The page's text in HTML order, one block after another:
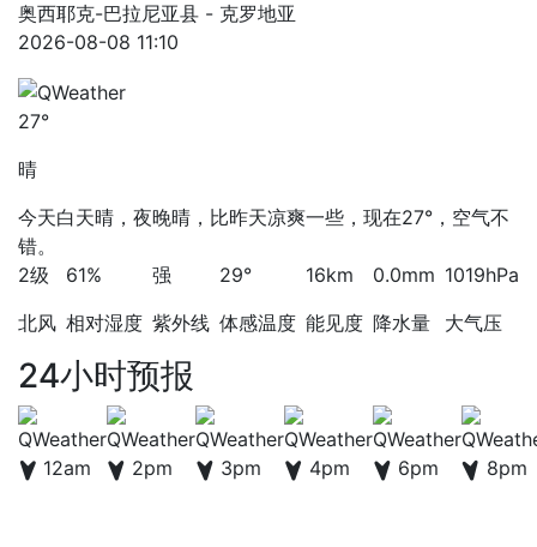
奥西耶克-巴拉尼亚县 - 克罗地亚
2026-08-08 11:10
27°
晴
今天白天晴，夜晚晴，比昨天凉爽一些，现在27°，空气不
错。
2级
北风
61%
相对湿度
强
紫外线
29°
体感温度
16km
能见度
0.0mm
降水量
1019hPa
大气压
24小时预报
12am 2pm 3pm 4pm 6pm 8pm